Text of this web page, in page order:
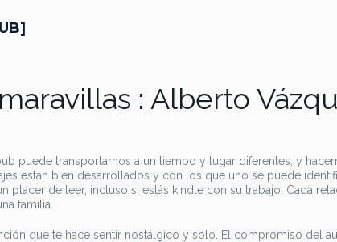
: Alberto
puede transportarnos a un tiempo y lugar diferentes, y
están bien desarrollados y con los que uno se puede
placer de leer, incluso si estás kindle con su trabajo. Cada
familia.
que te hace sentir nostálgico y solo. El compromiso del